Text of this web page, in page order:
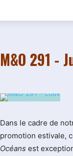
M&O 291 -
Dans le cadre de
promotion estivale,
Océans est